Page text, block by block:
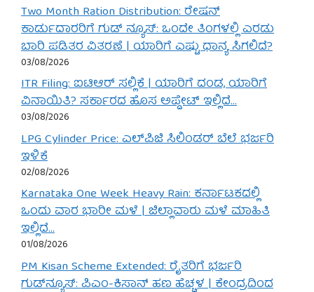
Two Month Ration Distribution: ರೇಷನ್
ಕಾರ್ಡುದಾರರಿಗೆ ಗುಡ್ ನ್ಯೂಸ್: ಒಂದೇ ತಿಂಗಳಲ್ಲಿ ಎರಡು
ಬಾರಿ ಪಡಿತರ ವಿತರಣೆ | ಯಾರಿಗೆ ಎಷ್ಟು ಧಾನ್ಯ ಸಿಗಲಿದೆ?
03/08/2026
ITR Filing: ಐಟಿಆರ್ ಸಲ್ಲಿಕೆ | ಯಾರಿಗೆ ದಂಡ, ಯಾರಿಗೆ
ವಿನಾಯಿತಿ? ಸರ್ಕಾರದ ಹೊಸ ಅಪ್ಡೇಟ್ ಇಲ್ಲಿದೆ…
03/08/2026
LPG Cylinder Price: ಎಲ್‌ಪಿಜಿ ಸಿಲಿಂಡರ್ ಬೆಲೆ ಭರ್ಜರಿ
ಇಳಿಕೆ
02/08/2026
Karnataka One Week Heavy Rain: ಕರ್ನಾಟಕದಲ್ಲಿ
ಒಂದು ವಾರ ಭಾರೀ ಮಳೆ | ಜಿಲ್ಲಾವಾರು ಮಳೆ ಮಾಹಿತಿ
ಇಲ್ಲಿದೆ…
01/08/2026
PM Kisan Scheme Extended: ರೈತರಿಗೆ ಭರ್ಜರಿ
ಗುಡ್‌ನ್ಯೂಸ್: ಪಿಎಂ-ಕಿಸಾನ್ ಹಣ ಹೆಚ್ಚಳ | ಕೇಂದ್ರದಿಂದ